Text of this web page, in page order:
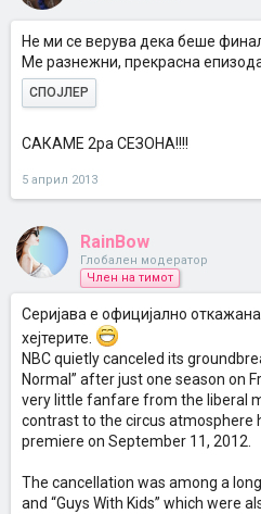
Не ми се верува дека беше
Ме разнежни, прекрасна
СПОЈЛЕР
САКАМЕ 2ра СЕЗОНА!!!!
5 април 2013
RainBow
Глобален модератор
Член на тимот
Серијава е официјално
хејтерите.
NBC quietly canceled its
Normal” after just one season on
very little fanfare from the liberal
contrast to the circus atmosphere
premiere on September 11, 2012.
The cancellation was among a
and “Guys With Kids” which were